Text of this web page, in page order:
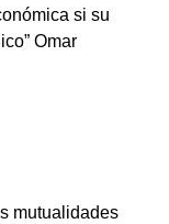
si su
Omar
mutualidades